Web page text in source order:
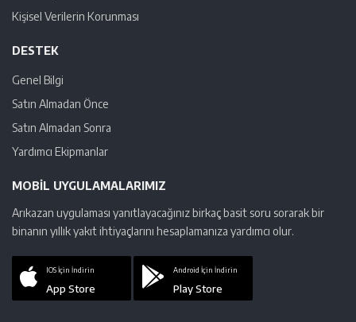
Kişisel Verilerin Korunması
DESTEK
Genel Bilgi
Satın Almadan Önce
Satın Almadan Sonra
Yardımcı Ekipmanlar
MOBIL UYGULAMALARIMIZ
Arıkazan uygulaması yanıtlayacağınız birkaç basit soru sorarak bir
binanın yıllık yakıt ihtiyaçlarını hesaplamanıza yardımcı olur.
IOS İçin İndirin
App Store
Android İçin İndirin
Play Store